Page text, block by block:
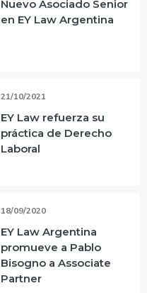
Nuevo Asociado Senior
en EY Law Argentina
21/10/2021
EY Law refuerza su
práctica de Derecho
Laboral
18/09/2020
EY Law Argentina
promueve a Pablo
Bisogno a Associate
Partner